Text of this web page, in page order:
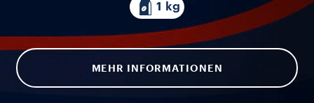
1 kg
MEHR INFORMATIONEN